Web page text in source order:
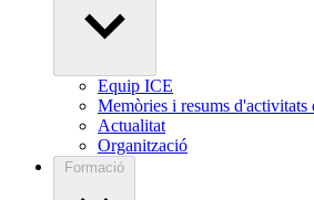
Equip ICE
Memòries i resums d'activitats
Actualitat
Organització
Formació